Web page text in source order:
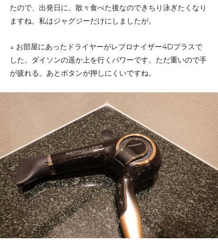
たので、出発日に。散々食べた後なのできちり泳ぎたくなり
ますね。私はジャグジーだけにしましたが。
↓ お部屋にあったドライヤーがレプロナイザー4Dプラスで
した。ダイソンの遥か上を行くパワーです。ただ重いので手
が疲れる。あとボタンが押しにくいですね。